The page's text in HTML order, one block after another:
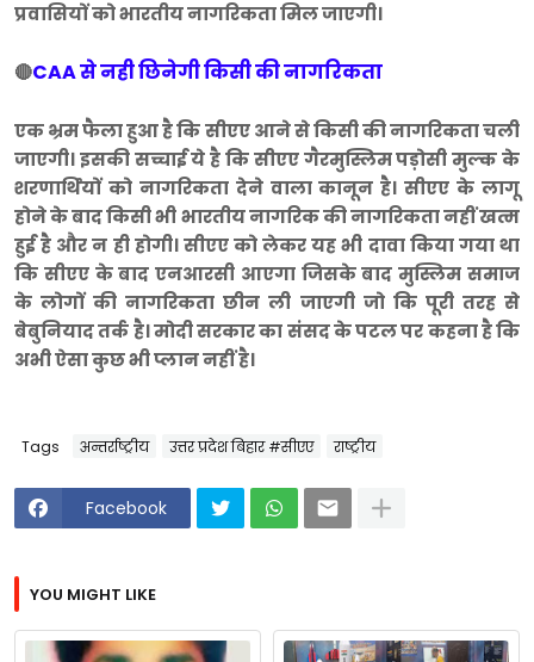
प्रवासियों को भारतीय नागरिकता मिल जाएगी।
🔴CAA से नही छिनेगी किसी की नागरिकता
एक भ्रम फैला हुआ है कि सीएए आने से किसी की नागरिकता चली
जाएगी। इसकी सच्चाई ये है कि सीएए गैरमुस्लिम पड़ोसी मुल्क के
शरणार्थियों को नागरिकता देने वाला कानून है। सीएए के लागू
होने के बाद किसी भी भारतीय नागरिक की नागरिकता नहीं खत्म
हुई है और न ही होगी। सीएए को लेकर यह भी दावा किया गया था
कि सीएए के बाद एनआरसी आएगा जिसके बाद मुस्लिम समाज
के लोगों की नागरिकता छीन ली जाएगी जो कि पूरी तरह से
बेबुनियाद तर्क है। मोदी सरकार का संसद के पटल पर कहना है कि
अभी ऐसा कुछ भी प्लान नहीं है।
Tags अन्तर्राष्ट्रीय उत्तर प्रदेश बिहार #सीएए राष्ट्रीय
Facebook
YOU MIGHT LIKE